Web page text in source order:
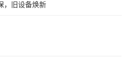
，旧设备焕新